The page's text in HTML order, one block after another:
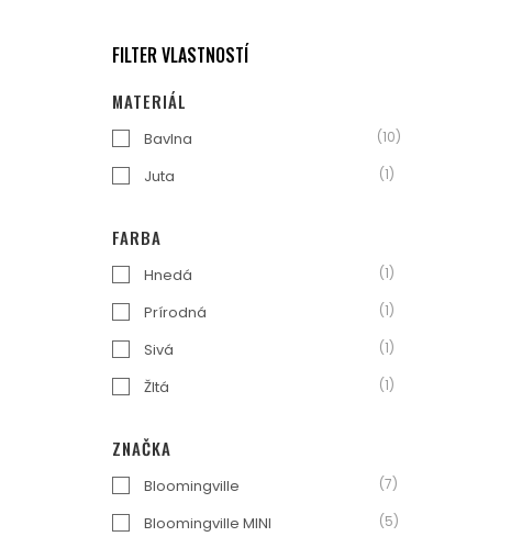
FILTER VLASTNOSTÍ
MATERIÁL
Bavlna (10)
Juta (1)
FARBA
Hnedá (1)
Prírodná (1)
Sivá (1)
Žltá (1)
ZNAČKA
Bloomingville (7)
Bloomingville MINI (5)